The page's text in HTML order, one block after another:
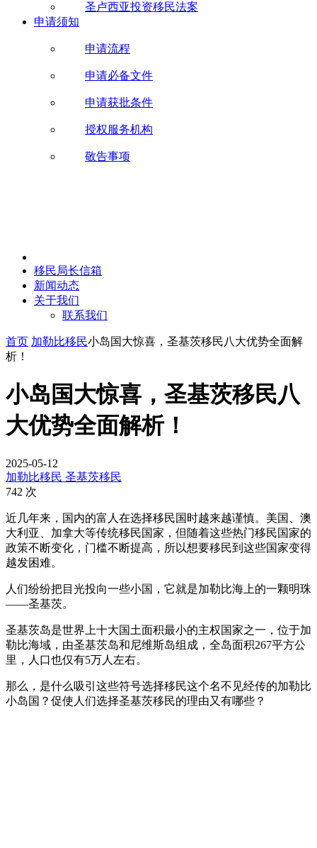
圣卢西亚投资移民法案
申请须知
申请流程
申请必备文件
申请获批条件
授权服务机构
敬告事项
移民局长信箱
新闻动态
关于我们
联系我们
首页 加勒比移民小岛国大惊喜，圣基茨移民八大优势全面解
析！
小岛国大惊喜，圣基茨移民八
大优势全面解析！
2025-05-12
加勒比移民 圣基茨移民
742 次
近几年来，国内的富人在选择移民国时越来越谨慎。美国、澳
大利亚、加拿大等传统移民国家，但随着这些热门移民国家的
政策不断变化，门槛不断提高，所以想要移民到这些国家变得
越发困难。
人们纷纷把目光投向一些小国，它就是加勒比海上的一颗明珠
——圣基茨。
圣基茨岛是世界上十大国土面积最小的主权国家之一，位于加
勒比海域，由圣基茨岛和尼维斯岛组成，全岛面积267平方公
里，人口也仅有5万人左右。
那么，是什么吸引这些符号选择移民这个名不见经传的加勒比
小岛国？促使人们选择圣基茨移民的理由又有哪些？